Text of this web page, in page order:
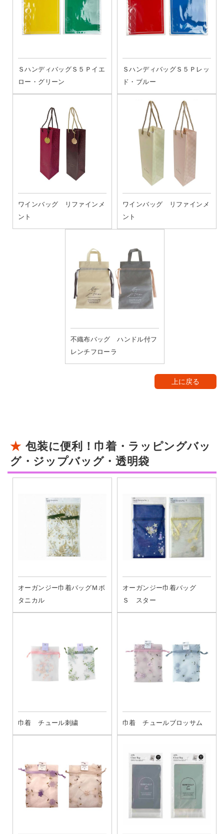
ＳハンディバッグＳ５Ｐイエ
ロー・グリーン
ＳハンディバッグＳ５Ｐレッ
ド・ブルー
ワインバッグ リファインメ
ント
ワインバッグ リファインメ
ント
不織布バッグ ハンドル付フ
レンチフローラ
上に戻る
包装に便利！巾着・ラッピングバッ
グ・ジップバッグ・透明袋
オーガンジー巾着バッグＭボ
タニカル
オーガンジー巾着バッグ
Ｓ スター
巾着 チュール刺繍 巾着 チュールブロッサム